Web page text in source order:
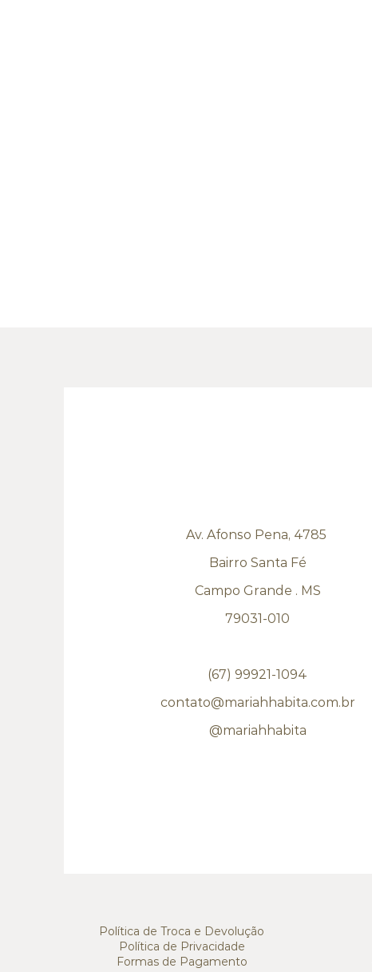
Av. Afonso Pena, 4785
Bairro Santa Fé
Campo Grande . MS
79031-010
(67) 99921-1094
contato@mariahhabita.com.br
@mariahhabita
Política de Troca e Devolução
Política de Privacidade
Formas de Pagamento